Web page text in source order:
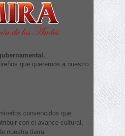
que queremos a nuestro
convencidos que
con el avance cultural,
nuestra tierra.